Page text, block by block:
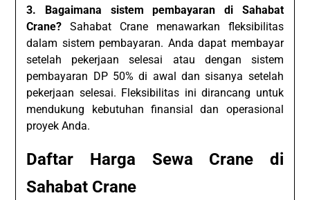
3. Bagaimana sistem pembayaran di Sahabat
Crane? Sahabat Crane menawarkan fleksibilitas
dalam sistem pembayaran. Anda dapat membayar
setelah pekerjaan selesai atau dengan sistem
pembayaran DP 50% di awal dan sisanya setelah
pekerjaan selesai. Fleksibilitas ini dirancang untuk
mendukung kebutuhan finansial dan operasional
proyek Anda.
Daftar Harga Sewa Crane di
Sahabat Crane